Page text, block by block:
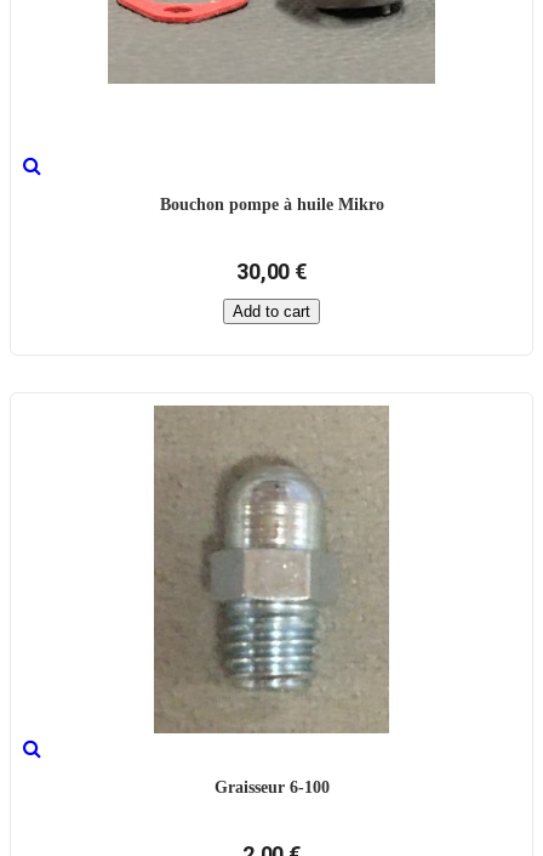
Bouchon pompe à huile Mikro
30,00 €
Add to cart
Graisseur 6-100